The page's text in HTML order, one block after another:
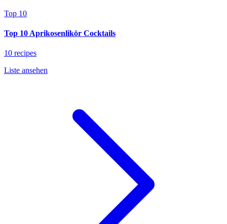
Top 10
Top 10 Aprikosenlikör Cocktails
10 recipes
Liste ansehen